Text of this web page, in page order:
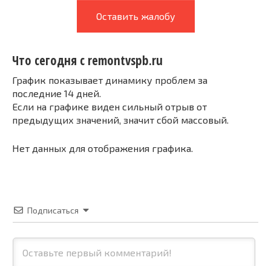
Оставить жалобу
Что сегодня с remontvspb.ru
График показывает динамику проблем за
последние 14 дней.
Если на графике виден сильный отрыв от
предыдущих значений, значит сбой массовый.
Нет данных для отображения графика.
Подписаться